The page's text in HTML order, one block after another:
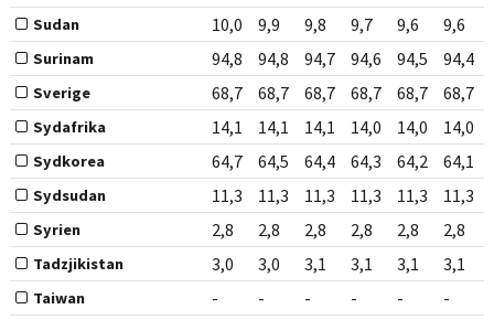
Sudan 10,0 9,9 9,8 9,7 9,6 9,6
Surinam 94,8 94,8 94,7 94,6 94,5 94,4
Sverige 68,7 68,7 68,7 68,7 68,7 68,7
Sydafrika 14,1 14,1 14,1 14,0 14,0 14,0
Sydkorea 64,7 64,5 64,4 64,3 64,2 64,1
Sydsudan 11,3 11,3 11,3 11,3 11,3 11,3
Syrien 2,8 2,8 2,8 2,8 2,8 2,8
Tadzjikistan 3,0 3,0 3,1 3,1 3,1 3,1
Taiwan - - - - - -